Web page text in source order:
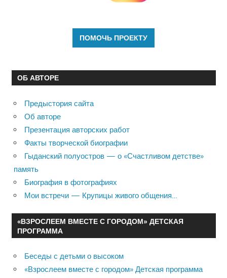
ОБ АВТОРЕ
Предыстория сайта
Об авторе
Презентация авторских работ
Факты творческой биографии
Гыданский полуостров — о «Счастливом детстве»
память
Биография в фотографиях
Мои встречи — Крупицы живого общения…
«ВЗРОСЛЕЕМ ВМЕСТЕ С ГОРОДОМ» ДЕТСКАЯ
ПРОГРАММА
Беседы с детьми о высоком
«Взрослеем вместе с городом» Детская программа